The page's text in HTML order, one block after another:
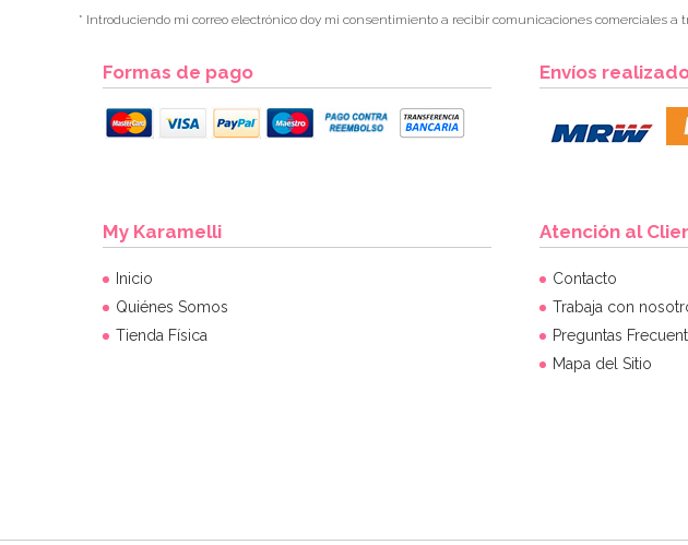
* Introduciendo mi correo electrónico doy mi consentimiento a recibir comunicaciones comerciales a
Formas de pago Envíos
My Karamelli
Inicio
Quiénes Somos
Tienda Física
Atención al
Contacto
Trabaja con
Preguntas
Mapa del Sitio